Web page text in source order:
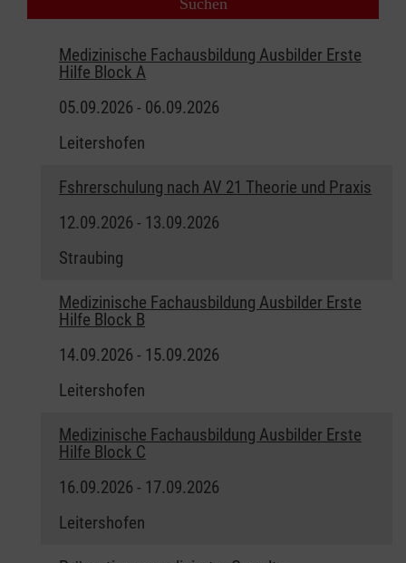
Medizinische Fachausbildung Ausbilder Erste
Hilfe Block A
05.09.2026 - 06.09.2026
Leitershofen
Fshrerschulung nach AV 21 Theorie und Praxis
12.09.2026 - 13.09.2026
Straubing
Medizinische Fachausbildung Ausbilder Erste
Hilfe Block B
14.09.2026 - 15.09.2026
Leitershofen
Medizinische Fachausbildung Ausbilder Erste
Hilfe Block C
16.09.2026 - 17.09.2026
Leitershofen